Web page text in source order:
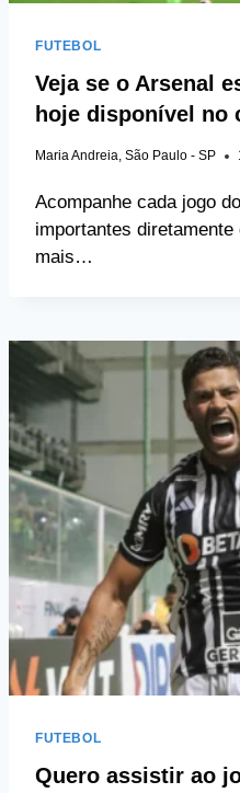
FUTEBOL
Veja se o Arsenal
hoje disponível no
Maria Andreia, São Paulo - SP
Acompanhe cada jogo
importantes
mais…
FUTEBOL
Quero assistir ao